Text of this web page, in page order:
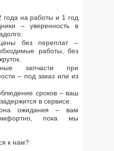
года на работы и 1 год
– уверенность в
без переплат –
работы, без
запчасти при
– под заказ или из
сроков – ваш
в сервисе.
ожидания – вам
пока мы
к нам?